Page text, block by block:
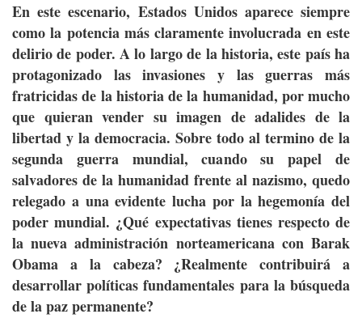
En este escenario, Estados Unidos aparece siempre
como la potencia más claramente involucrada en este
delirio de poder. A lo largo de la historia, este país ha
protagonizado las invasiones y las guerras más
fratricidas de la historia de la humanidad, por mucho
que quieran vender su imagen de adalides de la
libertad y la democracia. Sobre todo al termino de la
segunda guerra mundial, cuando su papel de
salvadores de la humanidad frente al nazismo, quedo
relegado a una evidente lucha por la hegemonía del
poder mundial. ¿Qué expectativas tienes respecto de
la nueva administración norteamericana con Barak
Obama a la cabeza? ¿Realmente contribuirá a
desarrollar políticas fundamentales para la búsqueda
de la paz permanente?